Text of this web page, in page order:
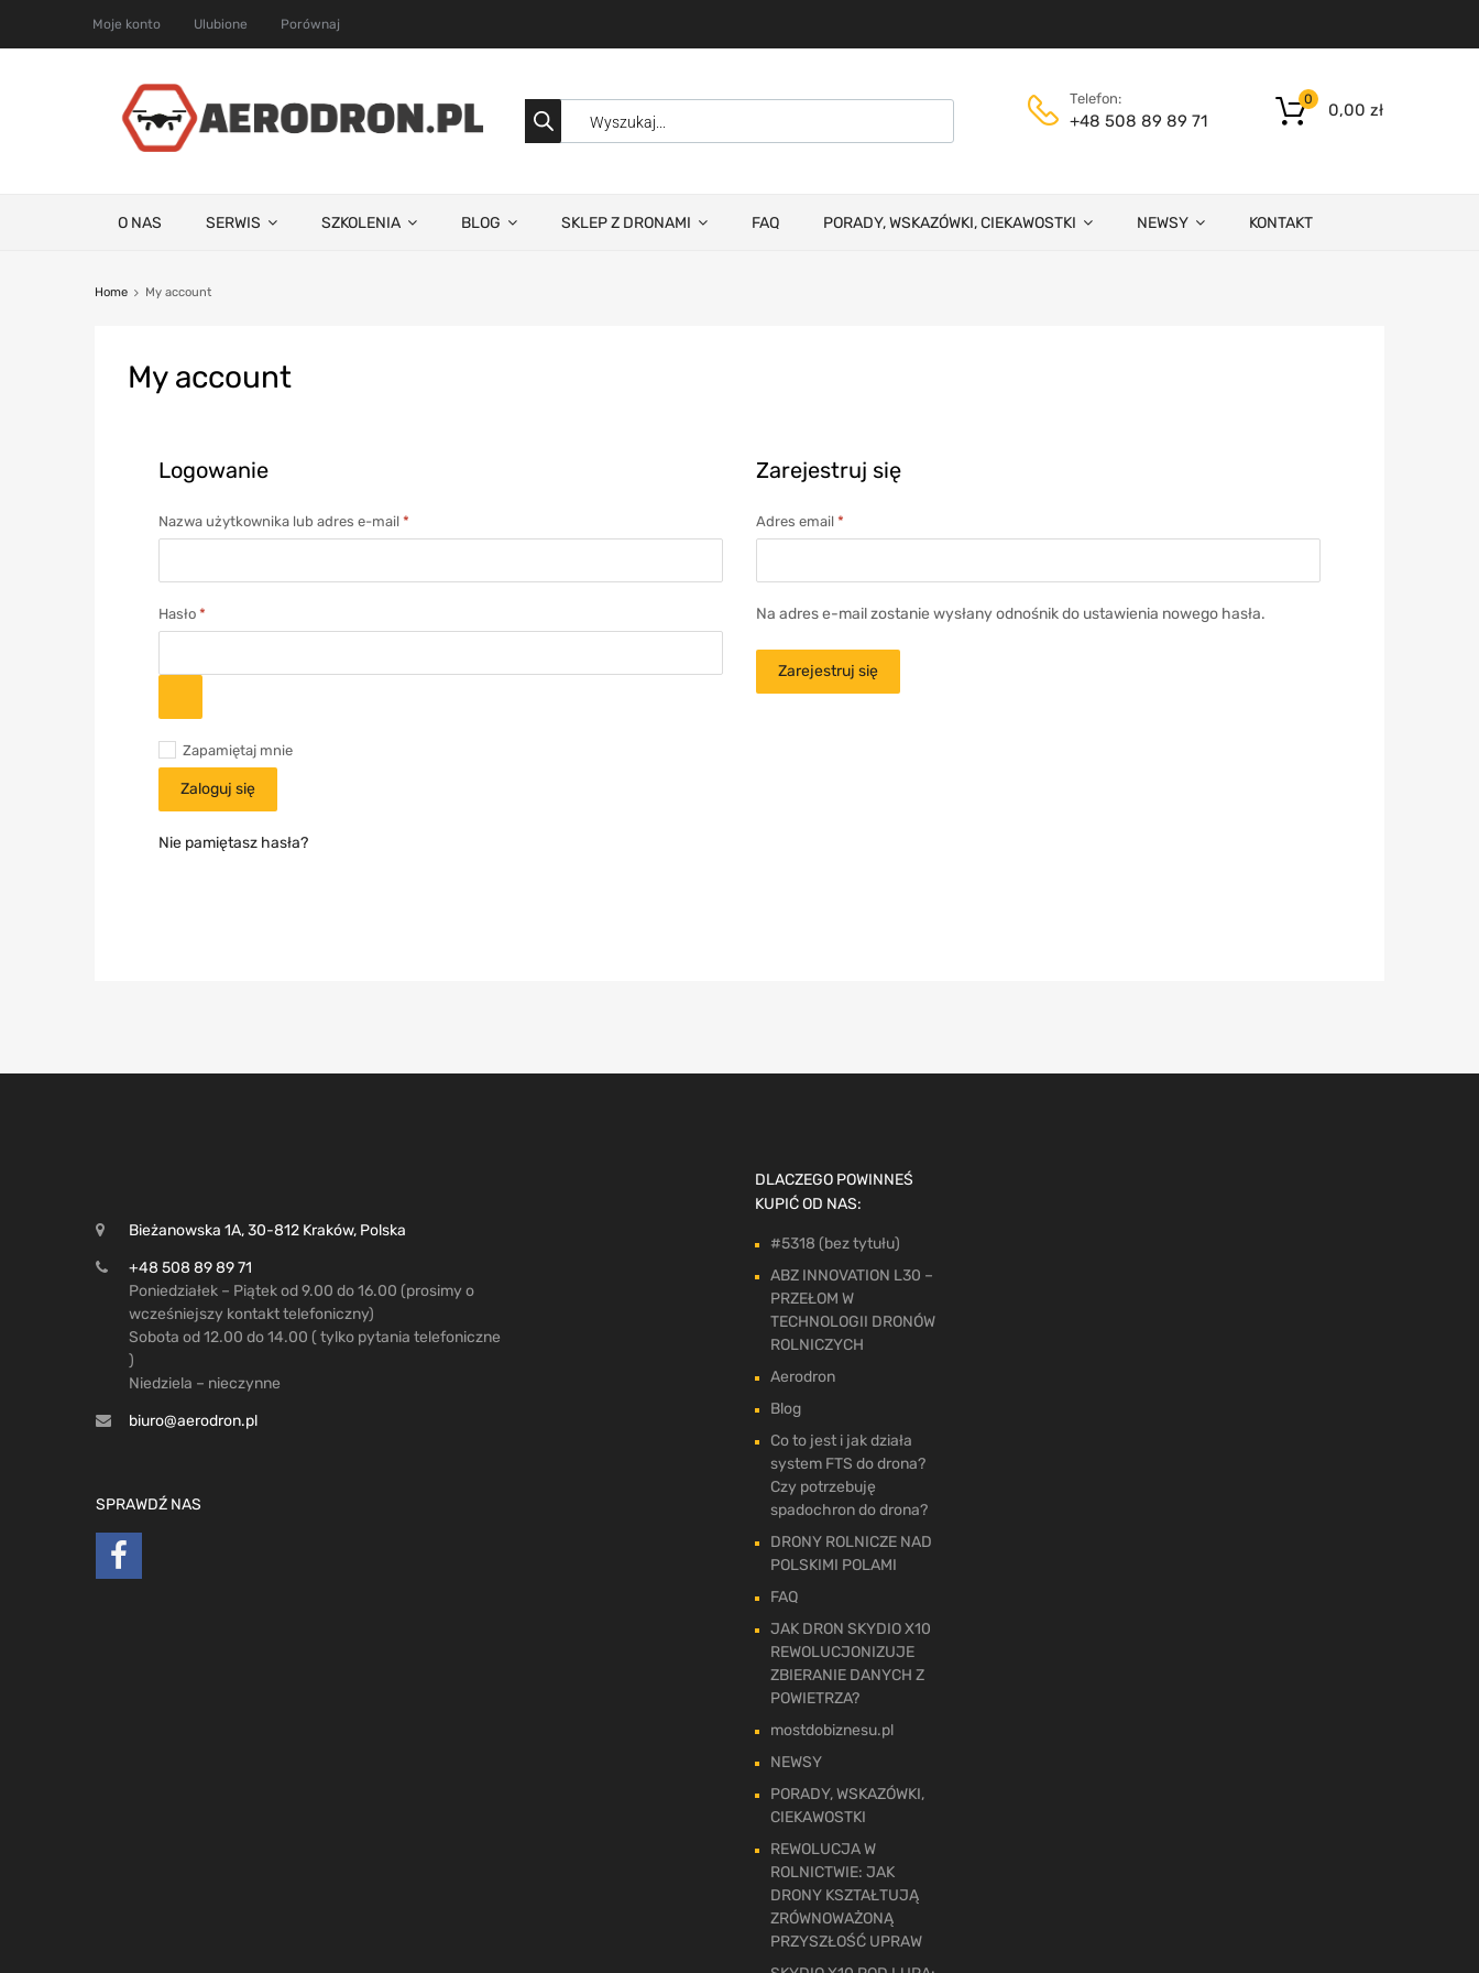
Moje konto Ulubione Porównaj
Telefon:
+48 508 89 89 71
0,00 zł
0
O NAS SERWIS SZKOLENIA BLOG SKLEP Z DRONAMI FAQ PORADY, WSKAZÓWKI, CIEKAWOSTKI NEWSY KONTAKT
Home My account
Myaccount
Logowanie
Nazwa użytkownika lub adres e-mail *
Hasło *
Zapamiętaj mnie
Zaloguj się
Nie pamiętasz hasła?
Zarejestruj się
Adres email *
Na adres e-mail zostanie wysłany odnośnik do ustawienia nowego hasła.
Zarejestruj się
Bieżanowska 1A, 30-812 Kraków, Polska
+48 508 89 89 71
Poniedziałek – Piątek od 9.00 do 16.00 (prosimy o
wcześniejszy kontakt telefoniczny)
Sobota od 12.00 do 14.00 ( tylko pytania telefoniczne
)
Niedziela – nieczynne
biuro@aerodron.pl
SPRAWDŹ NAS
DLACZEGO POWINNEŚ
KUPIĆ OD NAS:
#5318 (bez tytułu)
ABZ INNOVATION L30 –
PRZEŁOM W
TECHNOLOGII DRONÓW
ROLNICZYCH
Aerodron
Blog
Co to jest i jak działa
system FTS do drona?
Czy potrzebuję
spadochron do drona?
DRONY ROLNICZE NAD
POLSKIMI POLAMI
FAQ
JAK DRON SKYDIO X10
REWOLUCJONIZUJE
ZBIERANIE DANYCH Z
POWIETRZA?
mostdobiznesu.pl
NEWSY
PORADY, WSKAZÓWKI,
CIEKAWOSTKI
REWOLUCJA W
ROLNICTWIE: JAK
DRONY KSZTAŁTUJĄ
ZRÓWNOWAŻONĄ
PRZYSZŁOŚĆ UPRAW